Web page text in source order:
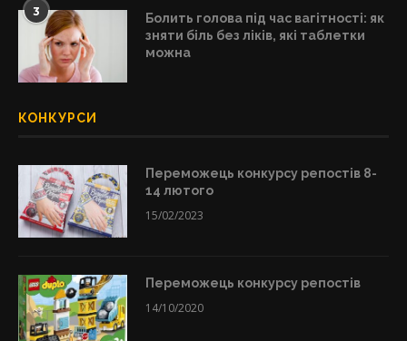
3
Болить голова під час вагітності: як
зняти біль без ліків, які таблетки
можна
КОНКУРСИ
Переможець конкурсу репостів 8-
14 лютого
15/02/2023
Переможець конкурсу репостів
14/10/2020